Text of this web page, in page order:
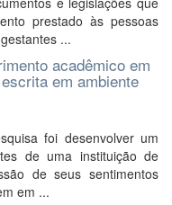
prestado às pessoas
...
acadêmico em
em ambiente
foi desenvolver um
de uma instituição de
de seus sentimentos
em ...